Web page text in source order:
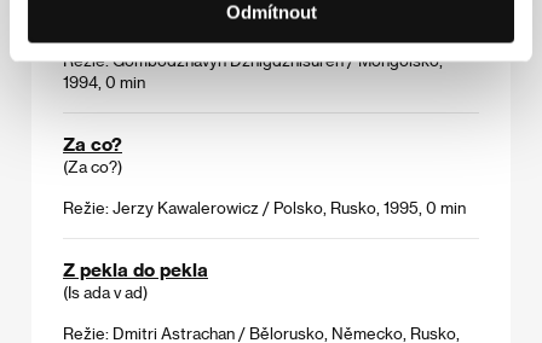
Odmítnout
Režie: Gombodzhavyn Dzhigdzhisuren / Mongolsko,
1994, 0 min
Za co?
(Za co?)
Režie: Jerzy Kawalerowicz / Polsko, Rusko, 1995, 0 min
Z pekla do pekla
(Is ada v ad)
Režie: Dmitri Astrachan / Bělorusko, Německo, Rusko,